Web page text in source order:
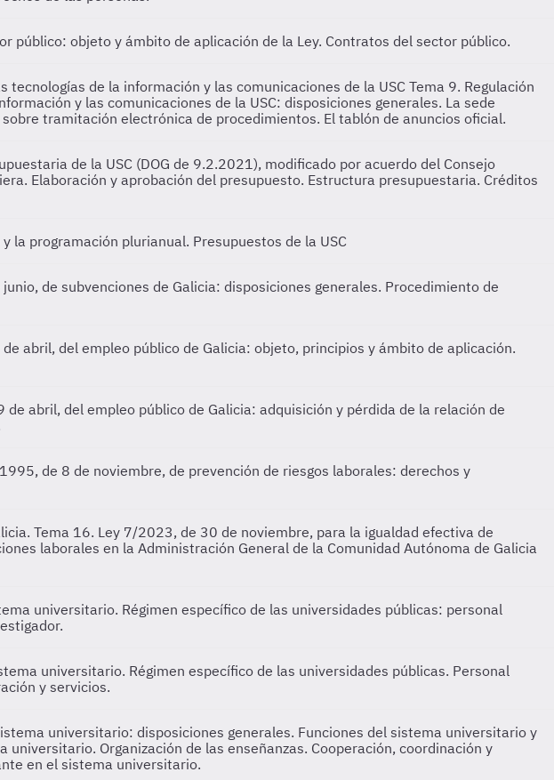
público: objeto y ámbito de aplicación de la Ley. Contratos del sector público.
de la información y las comunicaciones de la USC Tema 9. Regulación
y las comunicaciones de la USC: disposiciones generales. La sede
tramitación electrónica de procedimientos. El tablón de anuncios oficial.
de la USC (DOG de 9.2.2021), modificado por acuerdo del Consejo
Elaboración y aprobación del presupuesto. Estructura presupuestaria. Créditos
la programación plurianual. Presupuestos de la USC
de subvenciones de Galicia: disposiciones generales. Procedimiento de
abril, del empleo público de Galicia: objeto, principios y ámbito de aplicación.
abril, del empleo público de Galicia: adquisición y pérdida de la relación de
de 8 de noviembre, de prevención de riesgos laborales: derechos y
Tema 16. Ley 7/2023, de 30 de noviembre, para la igualdad efectiva de
laborales en la Administración General de la Comunidad Autónoma de Galicia
universitario. Régimen específico de las universidades públicas: personal
universitario. Régimen específico de las universidades públicas. Personal
y servicios.
universitario: disposiciones generales. Funciones del sistema universitario y
Organización de las enseñanzas. Cooperación, coordinación y
en el sistema universitario.